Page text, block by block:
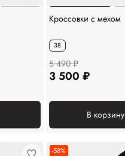
Кроссовки с мехом
38
5 490 ₽
3 500 ₽
В корзину
-58%